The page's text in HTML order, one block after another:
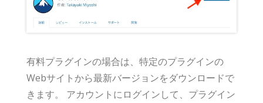
有料プラグインの場合は、特定のプラグインの
Webサイトから最新バージョンをダウンロードで
きます。 アカウントにログインして、プラグイン